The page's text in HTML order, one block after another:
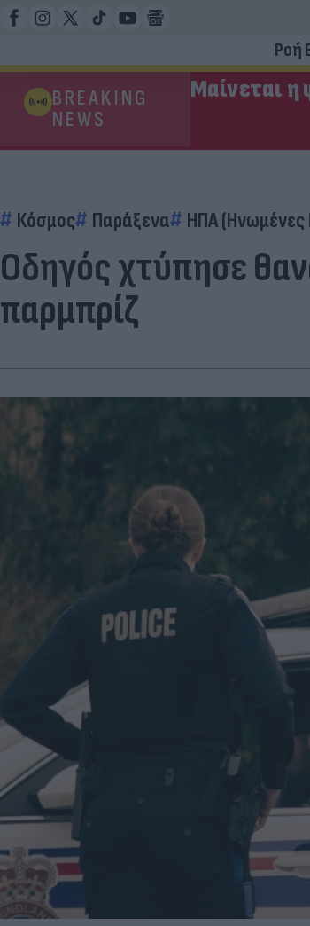
Ροή
BREAKING
NEWS
Μαίνεται
Κόσμος Παράξενα ΗΠΑ (Ηνωμένες
Οδηγός χτύπησε
παρμπρίζ